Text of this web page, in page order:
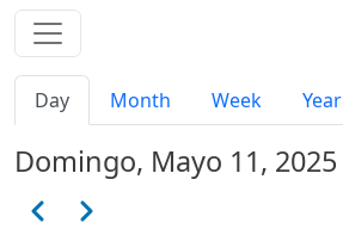
Solapas principales
Day Month Week Year
Domingo, Mayo 11, 2025
Paginación
AnteriorSiguiente